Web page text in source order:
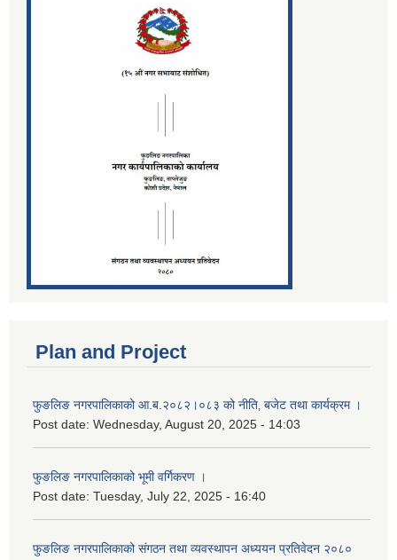
Plan and Project
फुङलिङ नगरपालिकाको आ.ब.२०८२।०८३ को नीति‚ बजेट तथा कार्यक्रम ।
Post date: Wednesday, August 20, 2025 - 14:03
फुङलिङ नगरपालिकाको भूमी वर्गिकरण ।
Post date: Tuesday, July 22, 2025 - 16:40
फुङलिङ नगरपालिकाको संगठन तथा व्यवस्थापन अध्ययन प्रतिवेदन २०८०